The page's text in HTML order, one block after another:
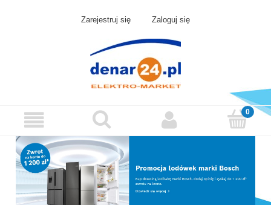
Zarejestruj się Zaloguj się